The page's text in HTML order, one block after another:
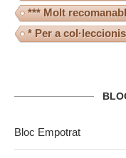
*** Molt
* Per a
Bloc Empotrat